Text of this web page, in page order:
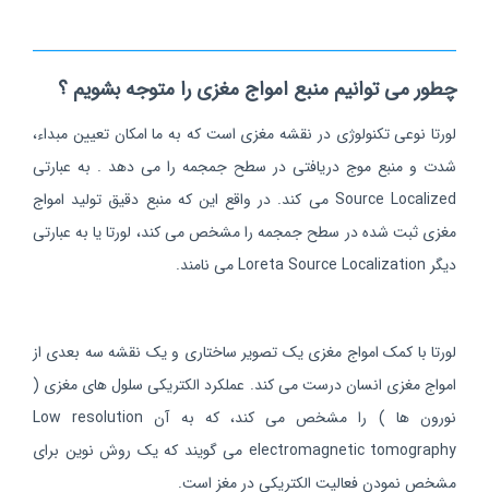
چطور می توانیم منبع امواج مغزی را متوجه بشویم ؟
لورتا نوعی تکنولوژی در نقشه مغزی است که به ما امکان تعیین مبداء،
شدت و منبع موج دریافتی در سطح جمجمه را می دهد . به عبارتی
Source Localized می کند. در واقع این که منبع دقیق تولید امواج
مغزی ثبت شده در سطح جمجمه را مشخص می کند، لورتا یا به عبارتی
دیگر Loreta Source Localization می نامند.
لورتا با کمک امواج مغزی یک تصویر ساختاری و یک نقشه سه بعدی از
امواج مغزی انسان درست می کند. عملکرد الکتریکی سلول های مغزی (
نورون ها ) را مشخص می کند، که به آن Low resolution
electromagnetic tomography می گویند که یک روش نوین برای
مشخص نمودن فعالیت الکتریکی در مغز است.